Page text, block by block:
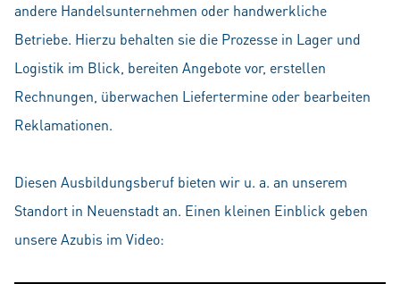
andere Handelsunternehmen oder handwerkliche
Betriebe. Hierzu behalten sie die Prozesse in Lager und
Logistik im Blick, bereiten Angebote vor, erstellen
Rechnungen, überwachen Liefertermine oder bearbeiten
Reklamationen.
Diesen Ausbildungsberuf bieten wir u. a. an unserem
Standort in Neuenstadt an. Einen kleinen Einblick geben
unsere Azubis im Video: